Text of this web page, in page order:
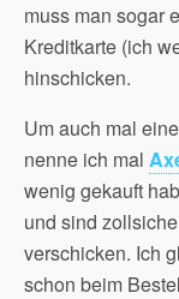
muss man sogar
Kreditkarte (ich
hinschicken.
Um auch mal
nenne ich mal
wenig gekauft
und sind
verschicken. Ich
schon beim